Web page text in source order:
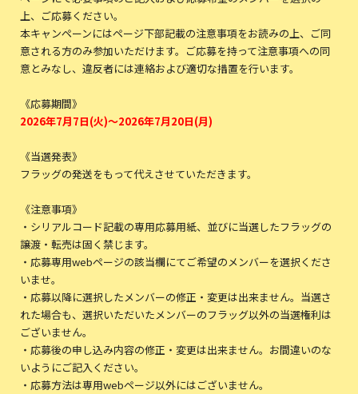
上、ご応募ください。
本キャンペーンにはページ下部記載の注意事項をお読みの上、ご同
意される方のみ参加いただけます。ご応募を持って注意事項への同
意とみなし、違反者には連絡および適切な措置を行います。
《応募期間》
2026年7月7日(火)～2026年7月20日(月)
《当選発表》
フラッグの発送をもって代えさせていただきます。
《注意事項》
・シリアルコード記載の専用応募用紙、並びに当選したフラッグの
譲渡・転売は固く禁じます。
・応募専用webページの該当欄にてご希望のメンバーを選択くださ
いませ。
・応募以降に選択したメンバーの修正・変更は出来ません。当選さ
れた場合も、選択いただいたメンバーのフラッグ以外の当選権利は
ございません。
・応募後の申し込み内容の修正・変更は出来ません。お間違いのな
いようにご記入ください。
・応募方法は専用webページ以外にはございません。